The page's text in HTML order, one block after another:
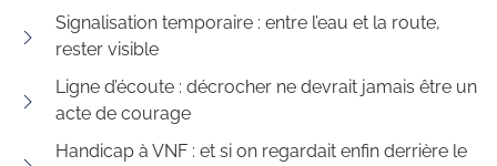
Signalisation temporaire : entre l’eau et la route,
rester visible
Ligne d’écoute : décrocher ne devrait jamais être un
acte de courage
Handicap à VNF : et si on regardait enfin derrière le